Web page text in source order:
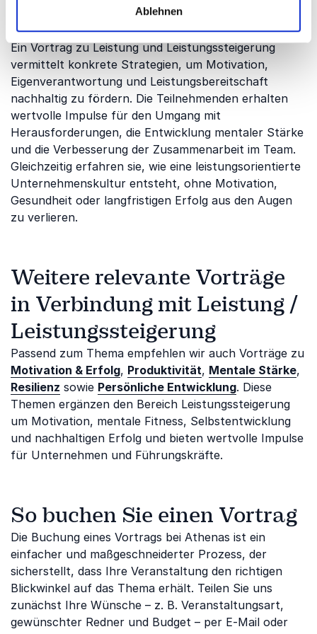
Ablehnen
Vortrag
Ein Vortrag zu Leistung und Leistungssteigerung
vermittelt konkrete Strategien, um Motivation,
Eigenverantwortung und Leistungsbereitschaft
nachhaltig zu fördern. Die Teilnehmenden erhalten
wertvolle Impulse für den Umgang mit
Herausforderungen, die Entwicklung mentaler Stärke
und die Verbesserung der Zusammenarbeit im Team.
Gleichzeitig erfahren sie, wie eine leistungsorientierte
Unternehmenskultur entsteht, ohne Motivation,
Gesundheit oder langfristigen Erfolg aus den Augen
zu verlieren.
Weitere relevante Vorträge
in Verbindung mit Leistung /
Leistungssteigerung
Passend zum Thema empfehlen wir auch Vorträge zu
Motivation & Erfolg, Produktivität, Mentale Stärke,
Resilienz sowie Persönliche Entwicklung. Diese
Themen ergänzen den Bereich Leistungssteigerung
um Motivation, mentale Fitness, Selbstentwicklung
und nachhaltigen Erfolg und bieten wertvolle Impulse
für Unternehmen und Führungskräfte.
So buchen Sie einen Vortrag
Die Buchung eines Vortrags bei Athenas ist ein
einfacher und maßgeschneiderter Prozess, der
sicherstellt, dass Ihre Veranstaltung den richtigen
Blickwinkel auf das Thema erhält. Teilen Sie uns
zunächst Ihre Wünsche – z. B. Veranstaltungsart,
gewünschter Redner und Budget – per E-Mail oder